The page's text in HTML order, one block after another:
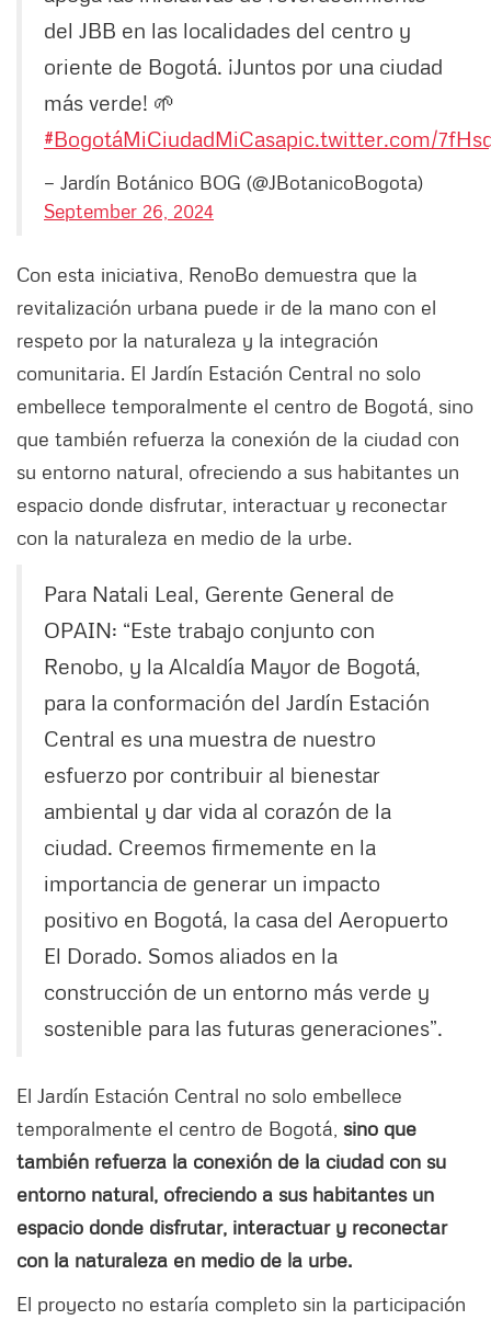
del JBB en las localidades del centro y
oriente de Bogotá. ¡Juntos por una ciudad
más verde! 🌱
#BogotáMiCiudadMiCasapic.twitter.com/
— Jardín Botánico BOG (@JBotanicoBogota)
September 26, 2024
Con esta iniciativa, RenoBo demuestra que la
revitalización urbana puede ir de la mano con el
respeto por la naturaleza y la integración
comunitaria. El Jardín Estación Central no solo
embellece temporalmente el centro de Bogotá, sino
que también refuerza la conexión de la ciudad con
su entorno natural, ofreciendo a sus habitantes un
espacio donde disfrutar, interactuar y reconectar
con la naturaleza en medio de la urbe.
Para Natali Leal, Gerente General de
OPAIN: “Este trabajo conjunto con
Renobo, y la Alcaldía Mayor de Bogotá,
para la conformación del Jardín Estación
Central es una muestra de nuestro
esfuerzo por contribuir al bienestar
ambiental y dar vida al corazón de la
ciudad. Creemos firmemente en la
importancia de generar un impacto
positivo en Bogotá, la casa del Aeropuerto
El Dorado. Somos aliados en la
construcción de un entorno más verde y
sostenible para las futuras generaciones”.
El Jardín Estación Central no solo embellece
temporalmente el centro de Bogotá, sino que
también refuerza la conexión de la ciudad con su
entorno natural, ofreciendo a sus habitantes un
espacio donde disfrutar, interactuar y reconectar
con la naturaleza en medio de la urbe.
El proyecto no estaría completo sin la participación